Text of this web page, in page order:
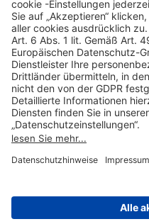
Hilfreiche Links
Online einkaufen &
Über uns